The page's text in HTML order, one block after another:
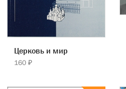
Церковь и мир
160 ₽